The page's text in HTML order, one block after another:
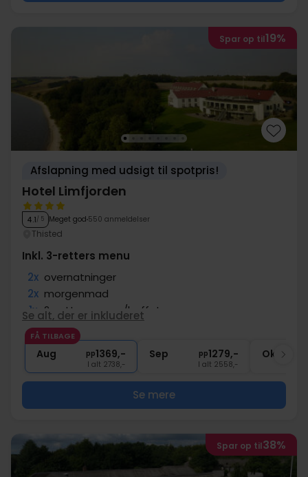
Spar op til19%
Afslapning med udsigt til spotpris!
Hotel Limfjorden
4.1/ 5 Meget god 550 anmeldelser
Thisted
Inkl. 3-retters menu
2x overnatninger
2x morgenmad
1x 2-retters menu/buffet
1x 3-retters menu/buffet
1x 1 velkomstdrink
Se alt, der er inkluderet
FÅ TILBAGE
Aug pp1369,-
I alt 2738,-
Sep pp1279,-
I alt 2558,-
Okt
Se mere
Spar op til38%